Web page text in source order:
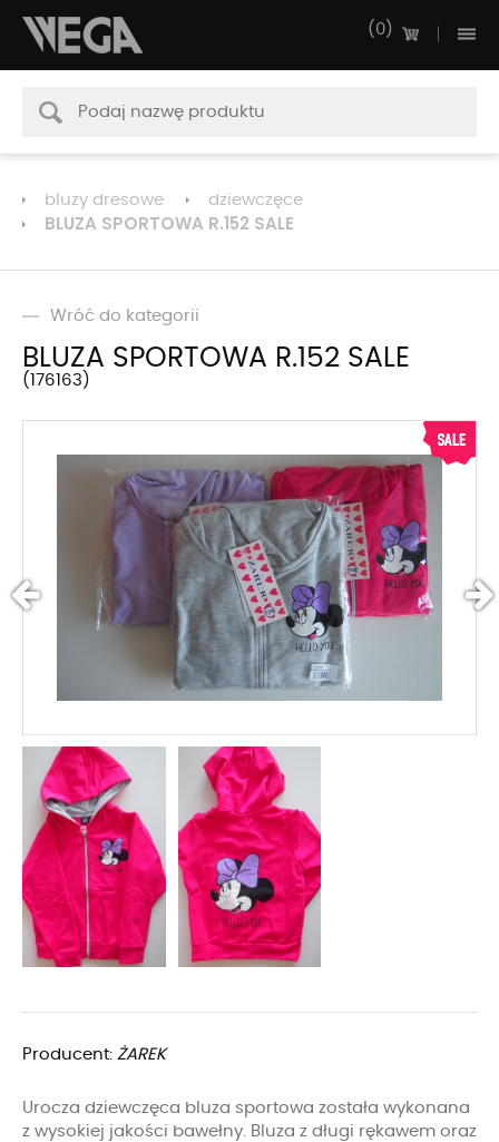
0
bluzy dresowe dziewczęce
BLUZA SPORTOWA R.152 SALE
Wróć do kategorii
BLUZA SPORTOWA R.152 SALE
176163
Producent: ŻAREK
Urocza dziewczęca bluza sportowa została wykonana
z wysokiej jakości bawełny. Bluza z długi rękawem oraz